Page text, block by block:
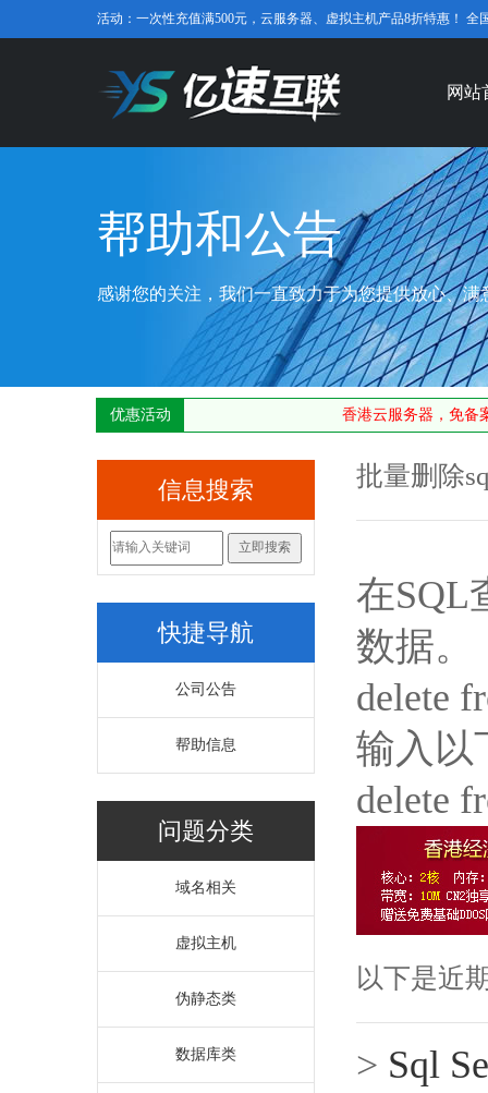
活动：一次性充值满500元，云服务器、虚拟主机产品8折特惠！ 全
网站
帮助和公告
感谢您的关注，我们一直致力于为您提供放心、满
优惠活动 香港云服务器，免备
信息搜索
快捷导航
公司公告
帮助信息
问题分类
域名相关
虚拟主机
伪静态类
数据库类
批量删除
在SQL
数据。
delete
输入以
delete
以下是近
> Sql